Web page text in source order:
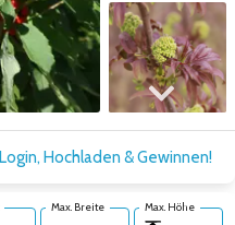
Zum nächsten Bild
Login, Hochladen & Gewinnen!
Max. Breite Max. Höhe